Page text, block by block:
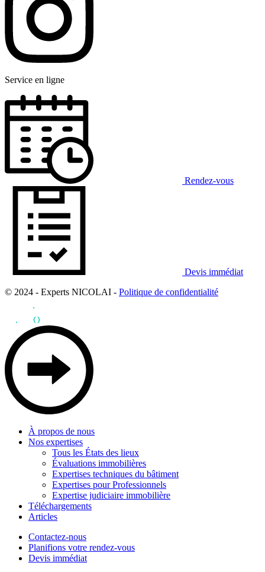
Service en ligne
Rendez-vous
Devis immédiat
© 2024 - Experts NICOLAI - Politique de confidentialité
À propos de nous
Nos expertises
Tous les États des lieux
Évaluations immobilières
Expertises techniques du bâtiment
Expertises pour Professionnels
Expertise judiciaire immobilière
Téléchargements
Articles
Contactez-nous
Planifions votre rendez-vous
Devis immédiat